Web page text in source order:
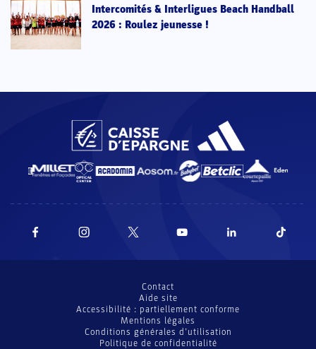
Intercomités & Interligues Beach Handball
2026 : Roulez jeunesse !
Contact
Aide site
Accessibilité : partiellement conforme
Mentions légales
Conditions générales d’utilisation
Politique de confidentialité